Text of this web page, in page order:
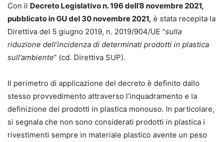
Con il Decreto Legislativo n. 196 dell’8 novembre 2021,
pubblicato in GU del 30 novembre 2021, è stata recepita la
Direttiva del 5 giugno 2019, n. 2019/904/UE “sulla
riduzione dell’incidenza di determinati prodotti in plastica
sull’ambiente” (cd. Direttiva SUP).
Il perimetro di applicazione del decreto è definito dallo
stesso provvedimento attraverso l’inquadramento e la
definizione dei prodotti in plastica monouso. In particolare,
si segnala che non sono considerati prodotti in plastica i
rivestimenti sempre in materiale plastico avente un peso